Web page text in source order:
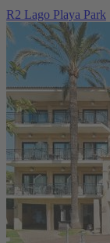
R2 Lago Playa Park